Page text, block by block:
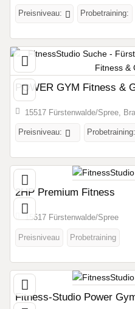
Preisniveau: Probetraining:
POWER GYM Fitness &
15517 Fürstenwalde/Spree,
Preisniveau: Probetraining:
2HP Premium Fitness
15517 Fürstenwalde/Spree
Preisniveau Probetraining
Fitness-Studio Power